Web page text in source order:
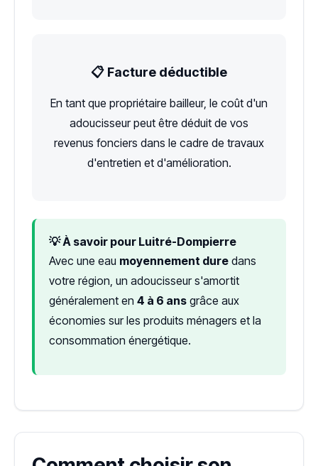
📋 Facture déductible
En tant que propriétaire bailleur, le coût d'un
adoucisseur peut être déduit de vos
revenus fonciers dans le cadre de travaux
d'entretien et d'amélioration.
💡 À savoir pour Luitré-Dompierre
Avec une eau moyennement dure dans
votre région, un adoucisseur s'amortit
généralement en 4 à 6 ans grâce aux
économies sur les produits ménagers et la
consommation énergétique.